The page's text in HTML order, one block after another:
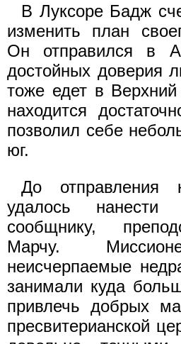
В Луксоре Бадж
изменить план
Он отправился в
достойных доверия
тоже едет в
находится
позволил себе
юг.
До отправления
удалось нанести
сообщнику,
Марчу.
неисчерпаемые
занимали куда
привлечь добрых
пресвитерианской